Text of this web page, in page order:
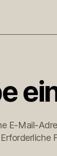
E-Mail-
Erforderliche